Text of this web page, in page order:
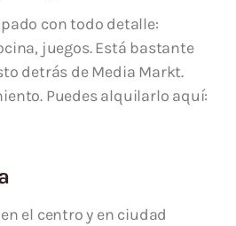
con todo detalle:
juegos. Está bastante
detrás de Media Markt.
Puedes alquilarlo aquí:
el centro y en ciudad